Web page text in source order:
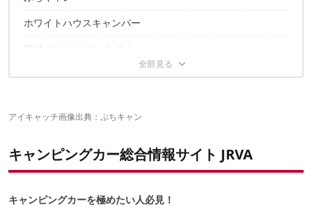
ホワイトハウスキャンパー
JRVA イベントドットコム
GOO-NET グーネット
車選び.COM
キャンピングカー初心者入門サイト
キャンピングカーランド
くるま旅
アイキャッチ画像出典： ぷちキャン
キャンピングカー総合情報サイト JRVA
キャンピングカーを極めたい人必見！